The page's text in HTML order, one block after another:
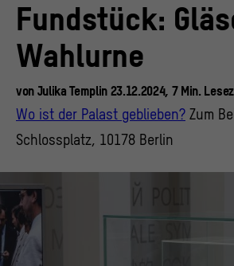
Fundstück:
Wahlurne
von Julika Templin 23.12.2024, 7 Min.
Wo ist der Palast geblieben? Zum
Schlossplatz, 10178 Berlin